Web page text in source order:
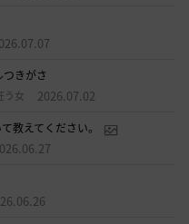
きがさ
う女 2026.07.02
教えてください。